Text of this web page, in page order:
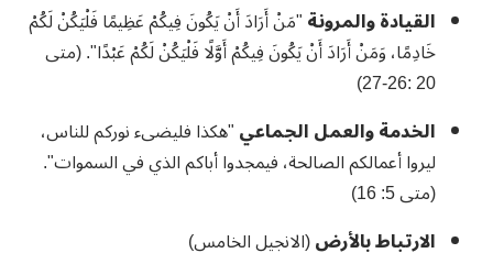
القيادة والمرونة"مَنْ أَرَادَ أَنْ يَكُونَ فِيكُمْ عَظِيمًا فَلْيَكُنْ لَكُمْ
خَادِمًا، وَمَنْ أَرَادَ أَنْ يَكُونَ فِيكُمْ أَوَّلًا فَلْيَكُنْ لَكُمْ عَبْدًا".(متى
20 :26-2
7)
الخدمة والعمل الجماعي"هكذا فليضىء نوركم للناس،
ليروا أعمالكم الصالحة، فيمجدوا أباكم الذي في السموات".
(متى 5: 16)
الارتباط بالأرض(الانجيل الخامس)